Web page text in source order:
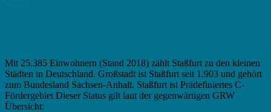
Mit 25.385 Einwohnern (Stand 2018) zählt Staßfurt zu den kleinen
Städten in Deutschland. Großstadt ist Staßfurt seit 1.903 und gehört
zum Bundesland Sachsen-Anhalt. Staßfurt ist Prädefiniertes C-
Fördergebiet Dieser Status gilt laut der gegenwärtigen GRW
Übersicht: